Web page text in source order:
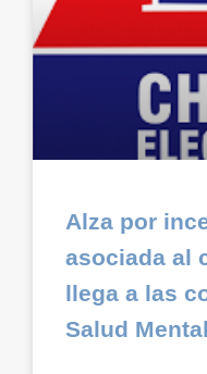
Alza por
asociada al
llega a las
Salud Mental